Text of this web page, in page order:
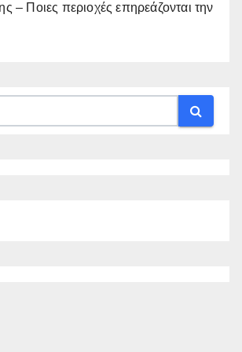
– Ποιες περιοχές επηρεάζονται την